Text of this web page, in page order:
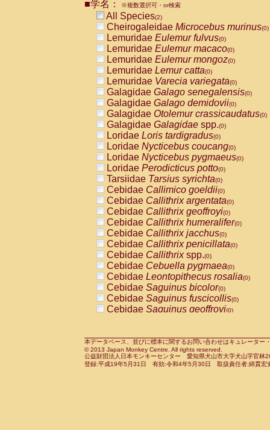
CebidaeCebus nigrivittatus
CebidaeCebus
CebidaeSaimiri boliviensis(0)
CebidaeSaimiri sciureus(0)
AtelidaeAlouatta caraya(0)
AtelidaeAlouatta fusca(0)
AtelidaeAlouatta seniculus
AtelidaeAlouattaspp.(0)
AtelidaeAteles belzebuth(0)
AtelidaeAteles geoffroyi(0)
AtelidaeAteles paniscus(0)
AtelidaeAtelesspp.(0)
Atelidae Lagothrix lagothricha
AtelidaeLagothrix lagothricha cana
PitheciidaeCacajao calvus
PitheciidaeCallicebus cupreus
PitheciidaeCallicebus donacophilus
PitheciidaeCallicebus moloch
PitheciidaeCallicebus torquatus
PitheciidaeCallicebusspp.(0)
PitheciidaeChiropotes satanas(0)
PitheciidaePithecia monachus
PitheciidaePithecia pithecia(0)
CercopithecidaeCercocebus agilis
CercopithecidaeCercocebus
CercopithecidaeCercocebus
CercopithecidaeCercocebus
CercopithecidaeCercocebus
CercopithecidaeCercocebushybrid
CercopithecidaePapio anubis(0)
CercopithecidaePapio cynocephalus
CercopithecidaePapio hamadryas(0)
■学名： ※複数選択可・or検索
All Species(2)
Cheirogaleidae Microcebus murinus(0)
Lemuridae Eulemur fulvus(0)
Lemuridae Eulemur macaco(0)
Lemuridae Eulemur mongoz(0)
Lemuridae Lemur catta(0)
Lemuridae Varecia variegata(0)
Galagidae Galago senegalensis(0)
Galagidae Galago demidovii(0)
Galagidae Otolemur crassicaudatus(0)
Galagidae Galagidae spp.(0)
Loridae Loris tardigradus(0)
Loridae Nycticebus coucang(0)
Loridae Nycticebus pygmaeus(0)
Loridae Perodicticus potto(0)
Tarsiidae Tarsius syrichta(0)
Cebidae Callimico goeldii(0)
Cebidae Callithrix argentata(0)
Cebidae Callithrix geoffroyi(0)
Cebidae Callithrix humeralifer(0)
Cebidae Callithrix jacchus(0)
Cebidae Callithrix penicillata(0)
Cebidae Callithrixspp.(0)
Cebidae Cebuella pygmaea(0)
Cebidae Leontopithecus rosalia(0)
Cebidae Saguinus bicolor(0)
Cebidae Saguinus fuscicollis(0)
Cebidae Saguinus geoffroyi(0)
CebidaeSaguinus leucopus(0)
CebidaeSaguinus midas(0)
Cebidae Saguinus mystax(0)
本データベース、並びに標本に関するお問い合わせはキュレータ
© 2013 Japan Monkey Centre. All rights reserved.
公益財団法人日本モンキーセンター 愛知県犬山市大字犬山字官
登録:平成19年5月31日 有効:令和4年5月30日 取扱責任者:綿貫宏